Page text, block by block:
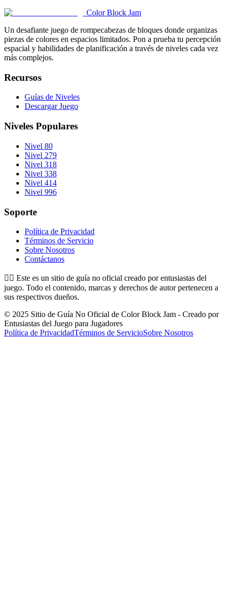
Color Block Jam
Un desafiante juego de rompecabezas de bloques donde organizas
piezas de colores en espacios limitados. Pon a prueba tu percepción
espacial y habilidades de planificación a través de niveles cada vez
más complejos.
Recursos
Guías de Niveles
Descargar Juego
Niveles Populares
Nivel 80
Nivel 279
Nivel 318
Nivel 338
Nivel 414
Nivel 996
Soporte
Política de Privacidad
Términos de Servicio
Sobre Nosotros
Contáctanos
👉🏻 Este es un sitio de guía no oficial creado por entusiastas del
juego. Todo el contenido, marcas y derechos de autor pertenecen a
sus respectivos dueños.
© 2025 Sitio de Guía No Oficial de Color Block Jam - Creado por
Entusiastas del Juego para Jugadores
Política de PrivacidadTérminos de ServicioSobre Nosotros